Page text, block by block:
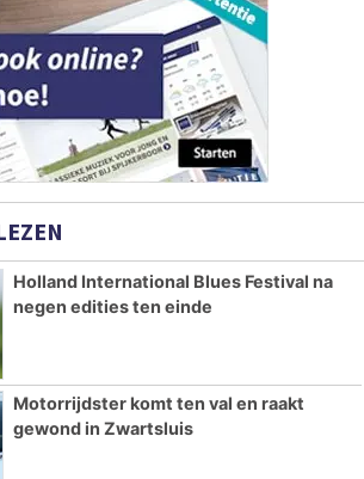
Holland International Blues Festival na
negen edities ten einde
Motorrijdster komt ten val en raakt
gewond in Zwartsluis